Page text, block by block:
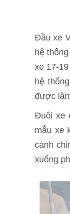
Đầu xe
hệ
xe 17-
hệ
được
Đuôi xe
mẫu xe
cánh
xuống